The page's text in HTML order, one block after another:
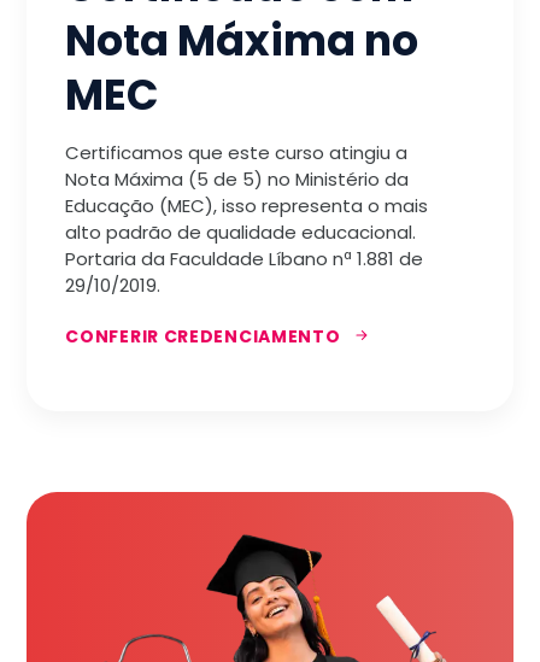
Nota Máxima no
MEC
Certificamos que este curso atingiu a
Nota Máxima (5 de 5) no Ministério da
Educação (MEC), isso representa o mais
alto padrão de qualidade educacional.
Portaria da Faculdade Líbano nª 1.881 de
29/10/2019.
CONFERIR CREDENCIAMENTO